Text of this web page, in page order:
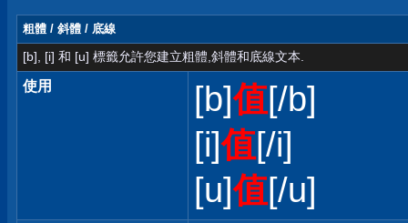
粗體 / 斜體 / 底線
[b], [i] 和 [u] 標籤允許您建立粗體,斜體和底線文本.
使用 [b]值[/b]
[i]值[/i]
[u]值[/u]